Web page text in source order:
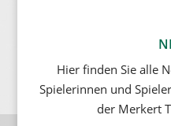
Hier finden Sie alle
Spielerinnen und
der Merkert